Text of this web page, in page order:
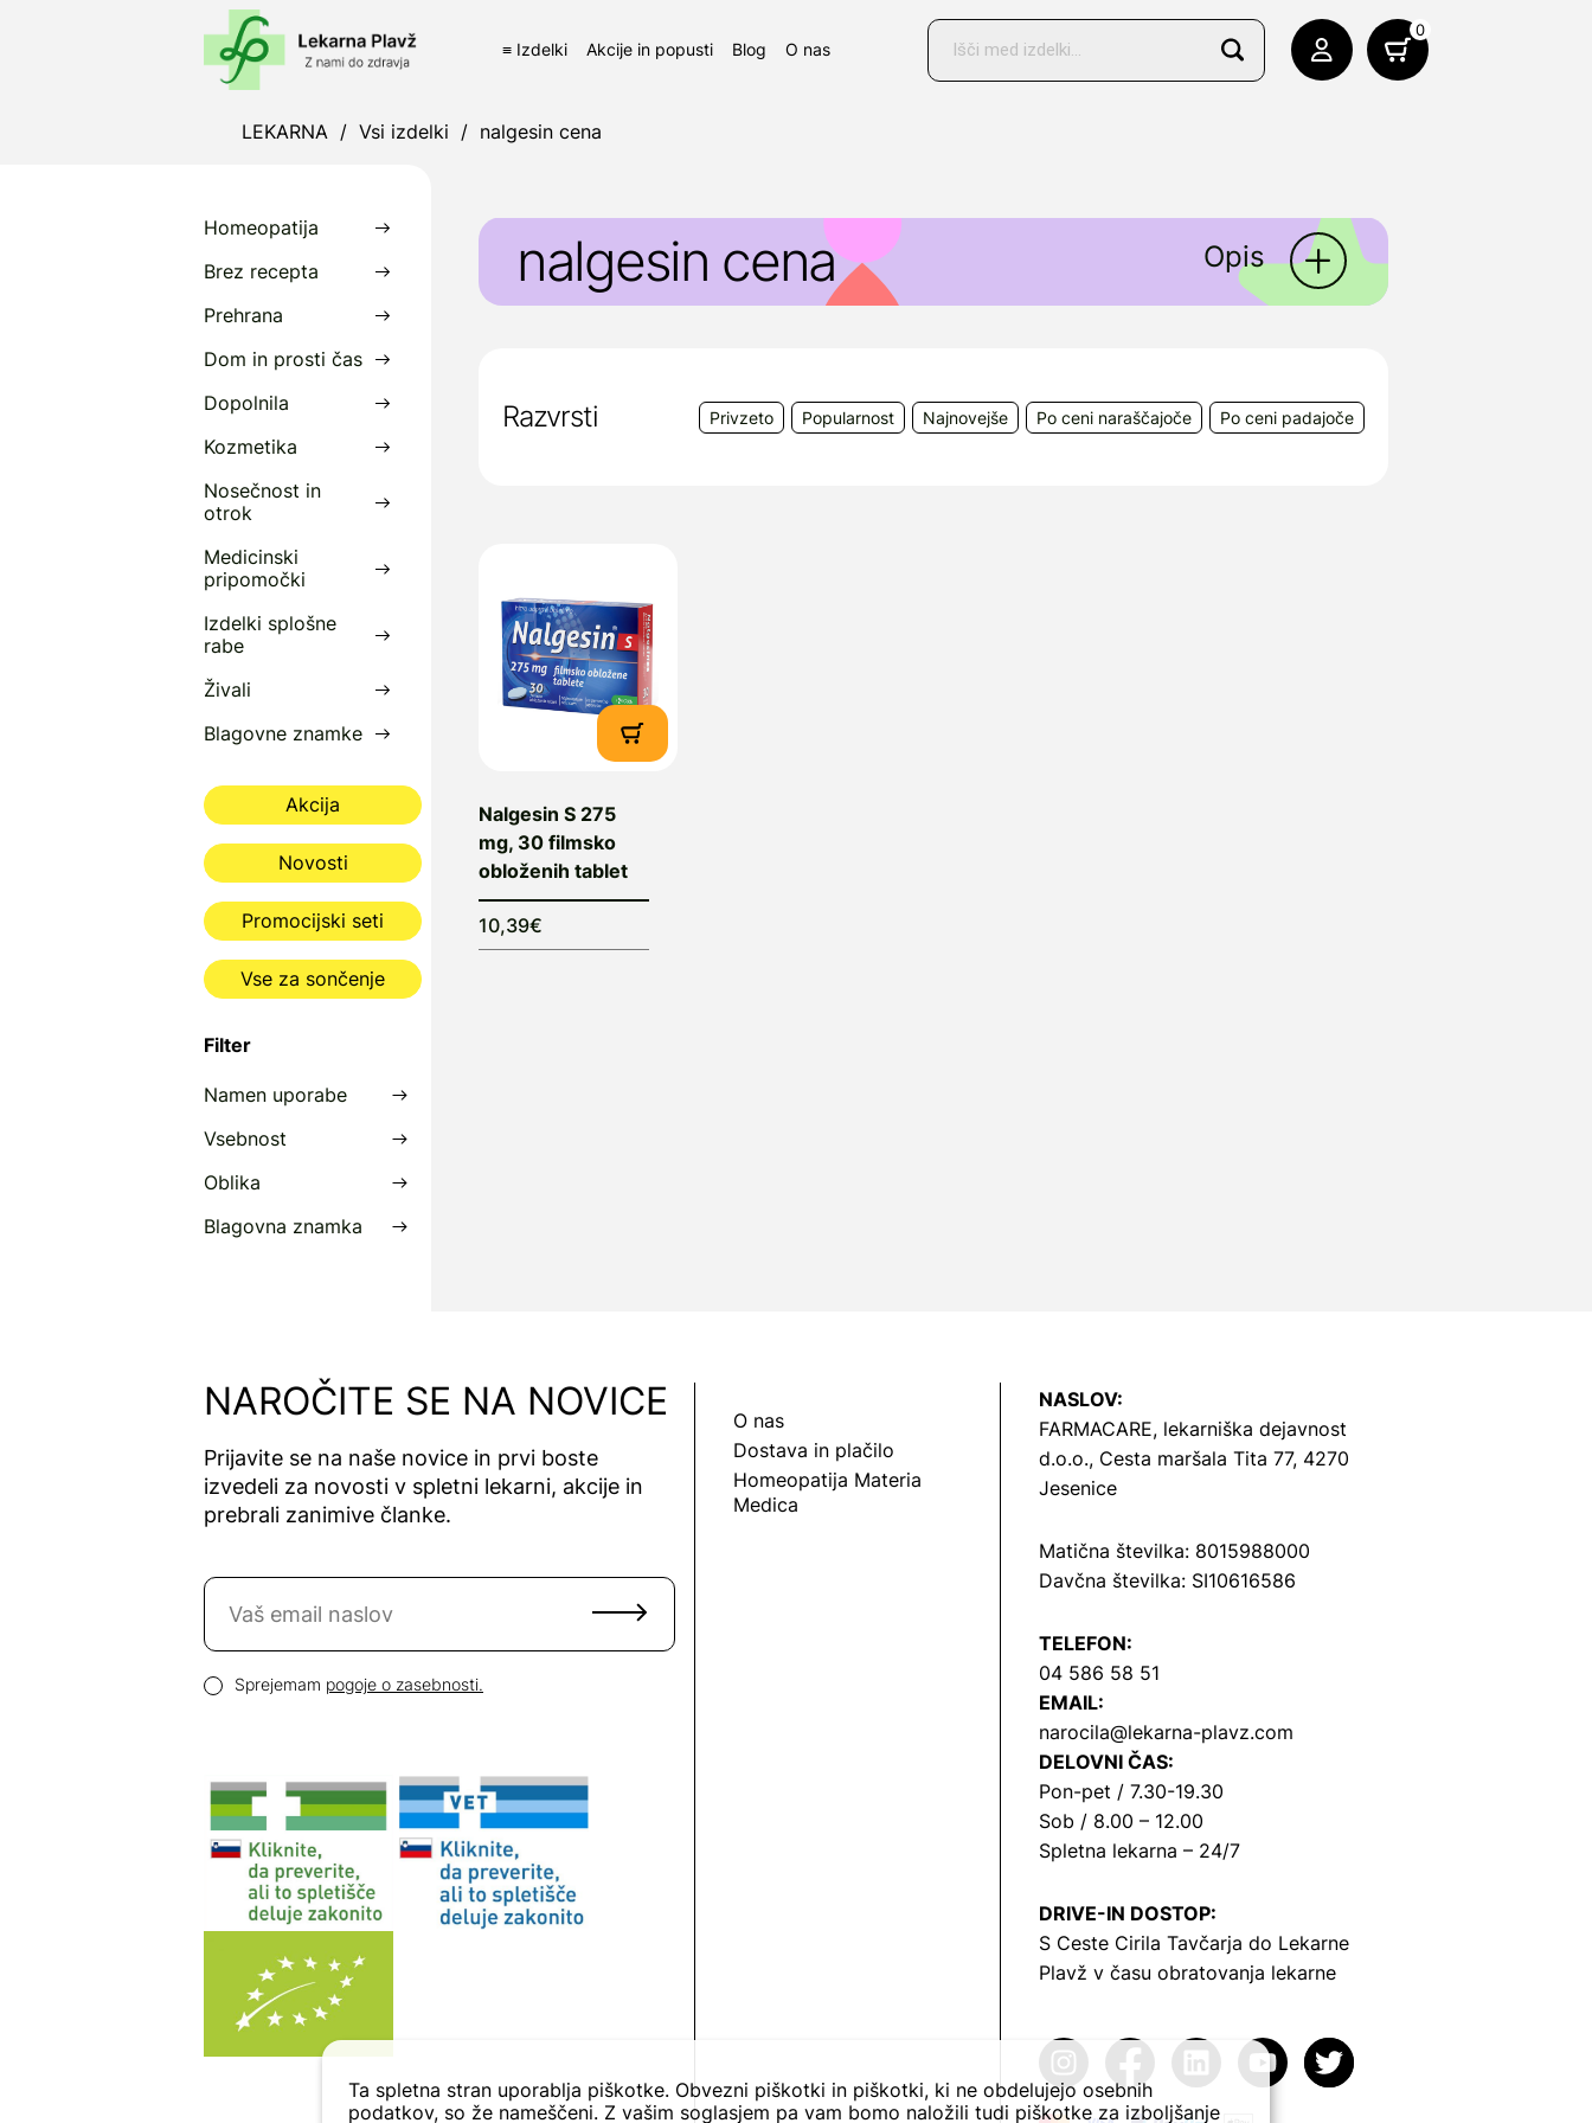
≡ Izdelki Akcije in popusti Blog O nas
Products
search
0
LEKARNA / Vsi izdelki / nalgesin cena
Homeopatija
Brez recepta
Prehrana
Dom in prosti čas
Dopolnila
Kozmetika
Nosečnost in
otrok
Medicinski
pripomočki
Izdelki splošne
rabe
Živali
Blagovne znamke
Akcija
Novosti
Promocijski seti
Vse za sončenje
Filter
Namen uporabe
Vsebnost
Oblika
Blagovna znamka
nalgesin cena Opis
Razvrsti Privzeto Popularnost Najnovejše Po ceni naraščajoče Po ceni padajoče
Nalgesin S 275
mg, 30 filmsko
obloženih tablet
10,39€
NAROČITE SE NA NOVICE
Prijavite se na naše novice in prvi boste
izvedeli za novosti v spletni lekarni, akcije in
prebrali zanimive članke.
Naročite se na novice
Pogoji zasebnosti
Sprejemam pogoje o zasebnosti.
O nas
Dostava in plačilo
Homeopatija Materia
Medica
NASLOV:
FARMACARE, lekarniška dejavnost
d.o.o., Cesta maršala Tita 77, 4270
Jesenice
Matična številka: 8015988000
Davčna številka: SI10616586
TELEFON:
04 586 58 51
EMAIL:
narocila@lekarna-plavz.com
DELOVNI ČAS:
Pon-pet / 7.30-19.30
Sob / 8.00 – 12.00
Spletna lekarna – 24/7
DRIVE-IN DOSTOP:
S Ceste Cirila Tavčarja do Lekarne
Plavž v času obratovanja lekarne
Ta spletna stran uporablja piškotke. Obvezni piškotki in piškotki, ki ne obdelujejo osebnih
podatkov, so že nameščeni. Z vašim soglasjem pa vam bomo naložili tudi piškotke za izboljšanje